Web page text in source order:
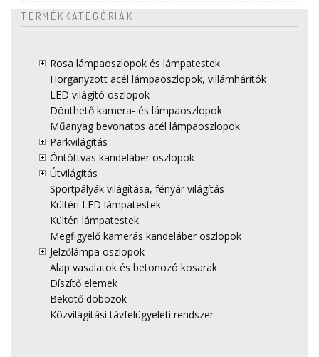
TERMÉKKATEGÓRIÁK
Rosa lámpaoszlopok és lámpatestek
Horganyzott acél lámpaoszlopok, villámhárítók
LED világító oszlopok
Dönthető kamera- és lámpaoszlopok
Műanyag bevonatos acél lámpaoszlopok
Parkvilágítás
Öntöttvas kandeláber oszlopok
Útvilágítás
Sportpályák világítása, fényár világítás
Kültéri LED lámpatestek
Kültéri lámpatestek
Megfigyelő kamerás kandeláber oszlopok
Jelzőlámpa oszlopok
Alap vasalatok és betonozó kosarak
Díszítő elemek
Bekötő dobozok
Közvilágítási távfelügyeleti rendszer